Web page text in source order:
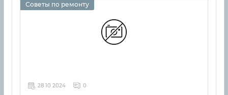
Советы по ремонту
28 10 2024 0